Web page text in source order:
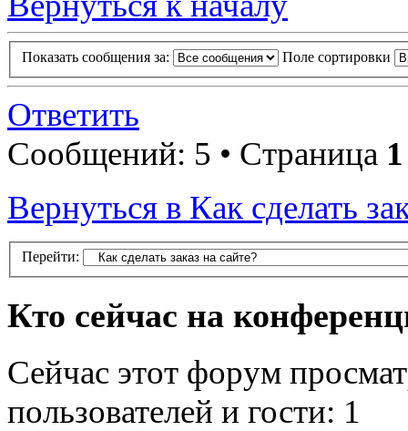
Показать сообщения за: Поле сортировки
Ответить
Сообщений: 5 • Страница 1
Вернуться в Как сделать
Перейти:
Кто сейчас на
Сейчас этот форум
пользователей и гости: 1